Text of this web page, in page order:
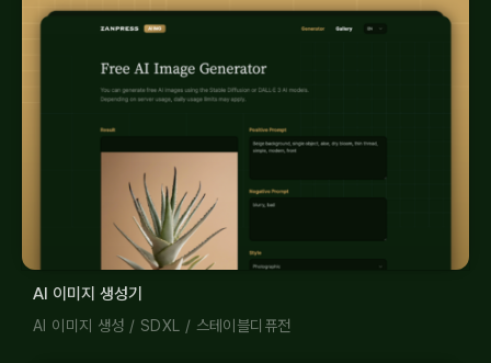
AI 이미지 생성기
AI 이미지 생성 / SDXL / 스테이블디퓨전